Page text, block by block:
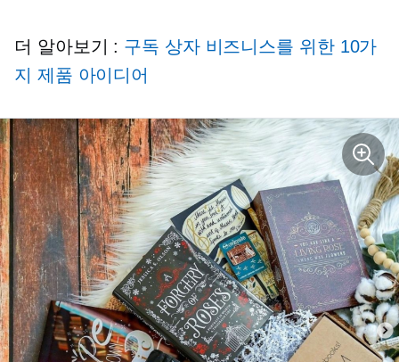
더 알아보기 : 구독 상자 비즈니스를 위한 10가
지 제품 아이디어